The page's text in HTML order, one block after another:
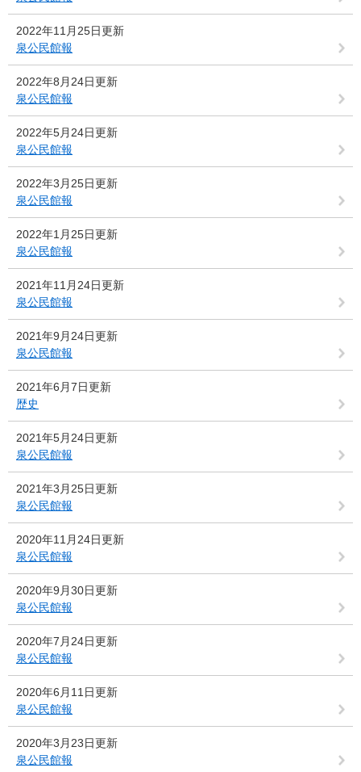
2022年11月25日更新
泉公民館報
2022年8月24日更新
泉公民館報
2022年5月24日更新
泉公民館報
2022年3月25日更新
泉公民館報
2022年1月25日更新
泉公民館報
2021年11月24日更新
泉公民館報
2021年9月24日更新
泉公民館報
2021年6月7日更新
歴史
2021年5月24日更新
泉公民館報
2021年3月25日更新
泉公民館報
2020年11月24日更新
泉公民館報
2020年9月30日更新
泉公民館報
2020年7月24日更新
泉公民館報
2020年6月11日更新
泉公民館報
2020年3月23日更新
泉公民館報